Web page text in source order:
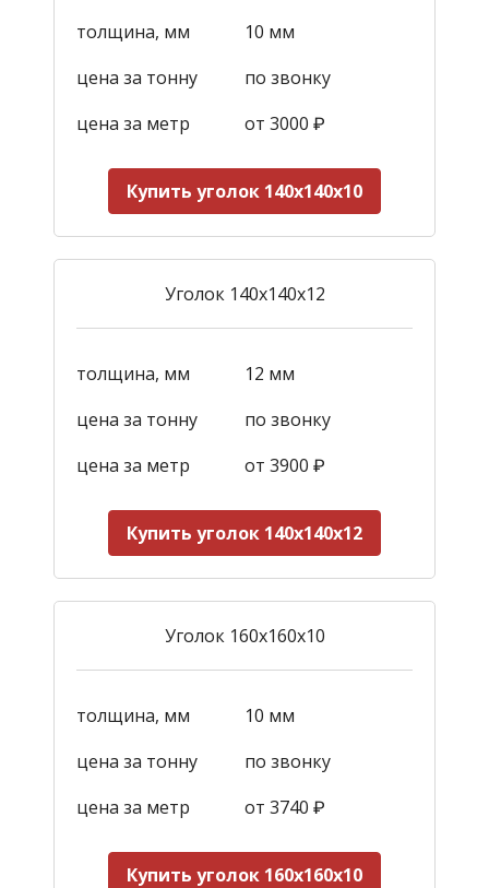
толщина, мм
10 мм
цена за тонну
по звонку
цена за метр
от 3000 ₽
Купить уголок 140х140х10
Уголок 140х140х12
толщина, мм
12 мм
цена за тонну
по звонку
цена за метр
от 3900 ₽
Купить уголок 140х140х12
Уголок 160х160х10
толщина, мм
10 мм
цена за тонну
по звонку
цена за метр
от 3740 ₽
Купить уголок 160х160х10